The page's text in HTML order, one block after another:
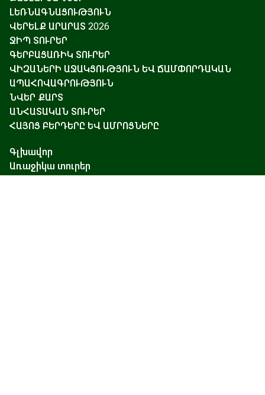
ԼԵՌՆԱԳՆԱՑՈՒԹՅՈՒՆ
ՎԵՐԵԼՔ ԱՐԱՐԱՏ 2026
ՋԻՊ ՏՈՒՐԵՐ
ԳԵՐԲԱՑԱՌԻԿ ՏՈՒՐԵՐ
ՎԻԶԱՆԵՐԻ ԱՋԱԿՑՈՒԹՅՈՒՆ ԵՎ ՃԱՄՓՈՐԴԱԿԱՆ
ԱՊԱՀՈՎԱԳՐՈՒԹՅՈՒՆ
ՆՎԵՐ ՔԱՐՏ
ԱՆՀԱՏԱԿԱՆ ՏՈՒՐԵՐ
ՀԱՅՈՑ ԲԵՐԴԵՐԸ ԵՎ ԱՄՐՈՑՆԵՐԸ
Գլխավոր
Առաջիկա տուրեր